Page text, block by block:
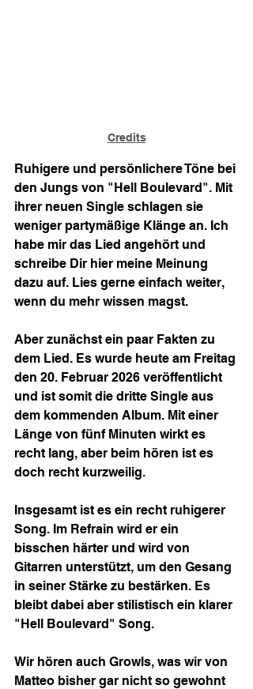
Credits
Ruhigere und persönlichere Töne bei
den Jungs von "Hell Boulevard". Mit
ihrer neuen Single schlagen sie
weniger partymäßige Klänge an. Ich
habe mir das Lied angehört und
schreibe Dir hier meine Meinung
dazu auf. Lies gerne einfach weiter,
wenn du mehr wissen magst.
Aber zunächst ein paar Fakten zu
dem Lied. Es wurde heute am Freitag
den 20. Februar 2026 veröffentlicht
und ist somit die dritte Single aus
dem kommenden Album. Mit einer
Länge von fünf Minuten wirkt es
recht lang, aber beim hören ist es
doch recht kurzweilig.
Insgesamt ist es ein recht ruhigerer
Song. Im Refrain wird er ein
bisschen härter und wird von
Gitarren unterstützt, um den Gesang
in seiner Stärke zu bestärken. Es
bleibt dabei aber stilistisch ein klarer
"Hell Boulevard" Song.
Wir hören auch Growls, was wir von
Matteo bisher gar nicht so gewohnt